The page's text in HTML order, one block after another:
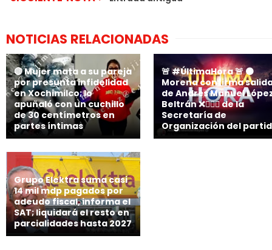
NOTICIAS RELACIONADAS
🔴 Mujer mata a su pareja
por presunta infidelidad
en Xochimilco; lo
apuñaló con un cuchillo
de 30 centímetros en
partes íntimas
🚨 #ÚltimaHora 🚨 🟤
Morena confirma
de Andrés Manuel
Beltrán ❌🙋🏻‍♂️ de la
Secretaría de
Organización del
Grupo Elektra suma casi
14 mil mdp pagados por
adeudo fiscal, informa el
SAT; liquidará el resto en
parcialidades hasta 2027